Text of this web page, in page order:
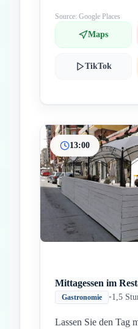
Source: Google Places
Maps
TikTok
13:00
Mittagessen im
Gastronomie •1,5
Lassen Sie den Tag